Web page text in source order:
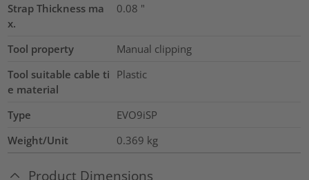
Strap Thickness ma
x.
0.08 "
Tool property
Manual clipping
Tool suitable cable ti
e material
Plastic
Type
EVO9iSP
Weight/Unit
0.369 kg
Product Dimensions